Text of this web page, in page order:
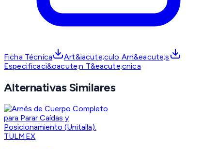
Ficha Técnica
Art&iacute;culo Arn&eacute;s
Especificaci&oacute;n T&eacute;cnica
Alternativas Similares
TULMEX